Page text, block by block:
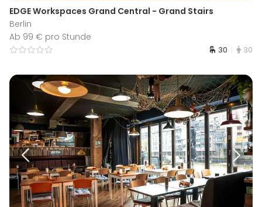
EDGE Workspaces Grand Central - Grand Stairs
Berlin
Ab 99 € pro Stunde
30 30